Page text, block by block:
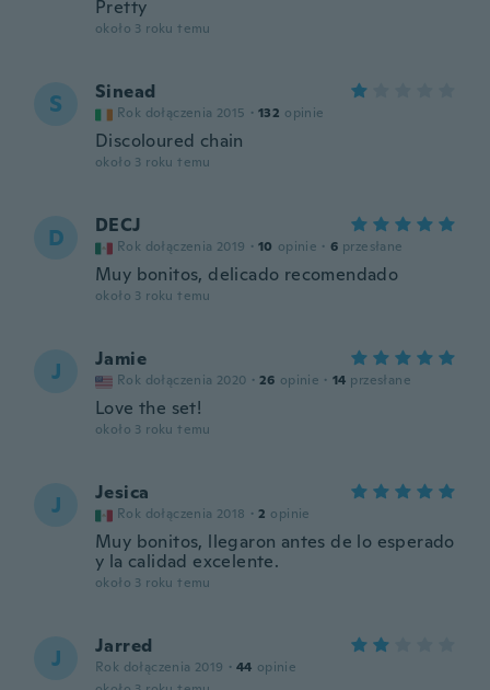
Pretty
około 3 roku temu
S Sinead
Rok dołączenia 2015 · 132 opinie
Discoloured chain
około 3 roku temu
D DECJ
Rok dołączenia 2019 · 10 opinie · 6 przesłane
Muy bonitos, delicado recomendado
około 3 roku temu
J Jamie
Rok dołączenia 2020 · 26 opinie · 14 przesłane
Love the set!
około 3 roku temu
J Jesica
Rok dołączenia 2018 · 2 opinie
Muy bonitos, llegaron antes de lo esperado
y la calidad excelente.
około 3 roku temu
J Jarred
Rok dołączenia 2019 · 44 opinie